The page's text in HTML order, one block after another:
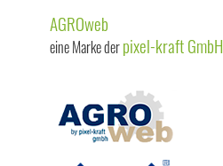
AGROweb
eine Marke derpixel-kraft GmbH